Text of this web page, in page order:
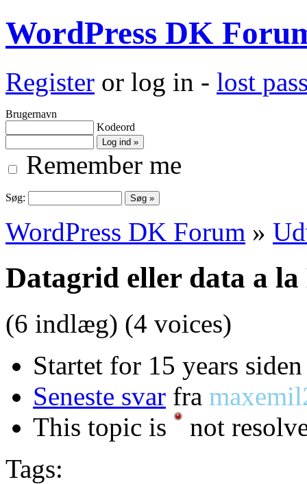
WordPress DK
Register or log in - lost
Brugernavn
Kodeord
Remember me
Søg:
WordPress DK Forum »
Datagrid eller data a la
(6 indlæg) (4 voices)
Startet for 15 years
Seneste svar fra
This topic is
not
Tags: